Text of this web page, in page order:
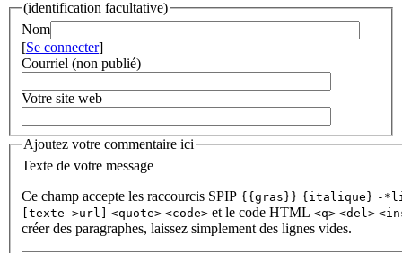
(identification facultative)
Nom
[Se connecter]
Courriel (non publié)
Votre site web
Ajoutez votre commentaire ici
Texte de votre message
Ce champ accepte les raccourcis SPIP {{gras}} {italique} -
[texte->url] <quote> <code> et le code HTML <q> <del>
créer des paragraphes, laissez simplement des lignes vides.